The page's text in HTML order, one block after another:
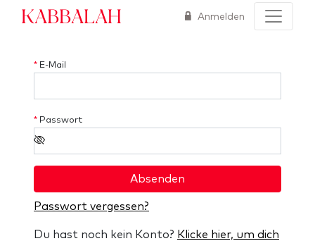
Kabbalah Anmelden
* E-Mail
* Passwort
Absenden
Passwort vergessen?
Du hast noch kein Konto? Klicke hier, um dich